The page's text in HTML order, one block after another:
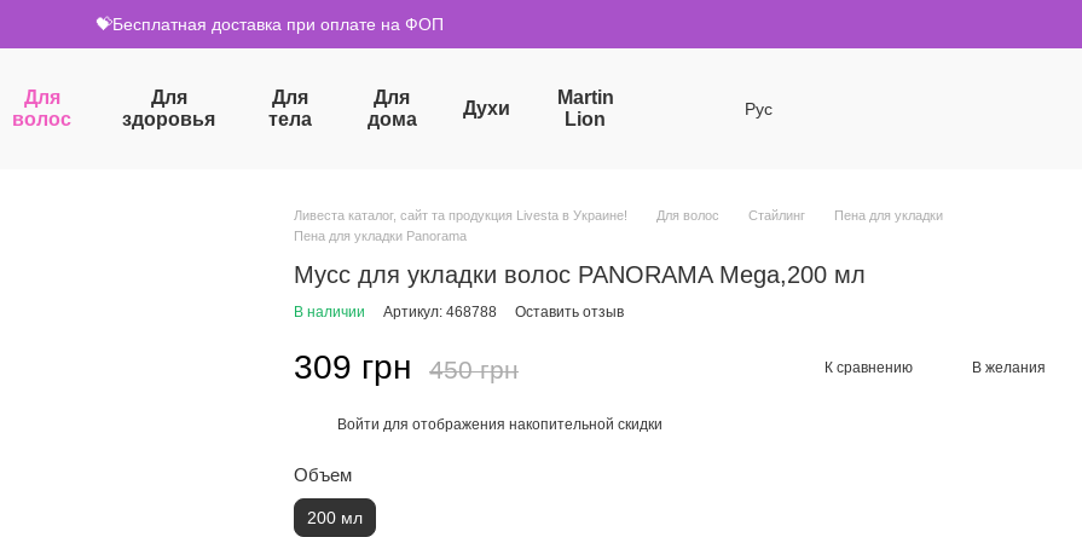
💝Бесплатная доставка при оплате на ФОП
Для
волос
Для
здоровья
Для
тела
Для
дома
Духи
Martin
Lion
Рус
Ливеста каталог, сайт та продукция Livesta в Украине! Для волос Стайлинг
Пена для укладки
Пена для укладки Panorama
Мусс для укладки волос PANORAMA Mega,200 мл
В наличии Артикул: 468788 Оставить отзыв
309 грн 450 грн К сравнению В желания
Войти для отображения накопительной скидки
Объем
200 мл